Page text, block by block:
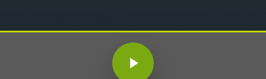
Play Video
Play Video